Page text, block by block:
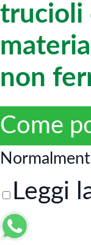
trucioli
non
Come
Leggi